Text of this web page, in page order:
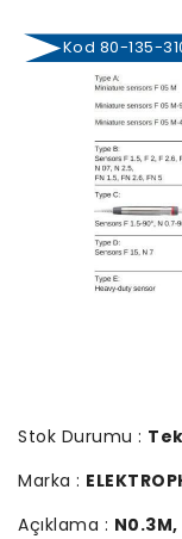
Kod 80-135-
Stok Durumu :
Marka :
Açıklama :